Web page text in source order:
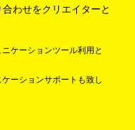
わせをクリエイターと
ケーションツール利用と
ーションサポートも致し